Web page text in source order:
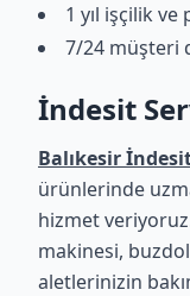
1 yıl işçilik
7/24 müşteri
İndesit
Balıkesir
ürünlerinde
hizmet
makinesi,
aletlerinizin